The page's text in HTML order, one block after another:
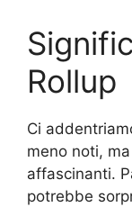
Rollup
Ci
meno noti,
affascinanti.
potrebbe